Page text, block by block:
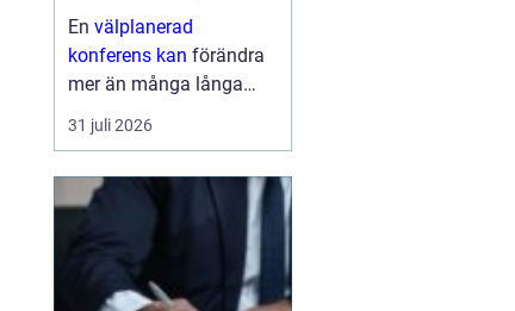
skillnad
En välplanerad
konferens kan förändra
mer än många långa
mejltrådar och digitala
möten tillsammans. När
en tydlig riktning och
eller flera dagar, händer
31 juli 2026